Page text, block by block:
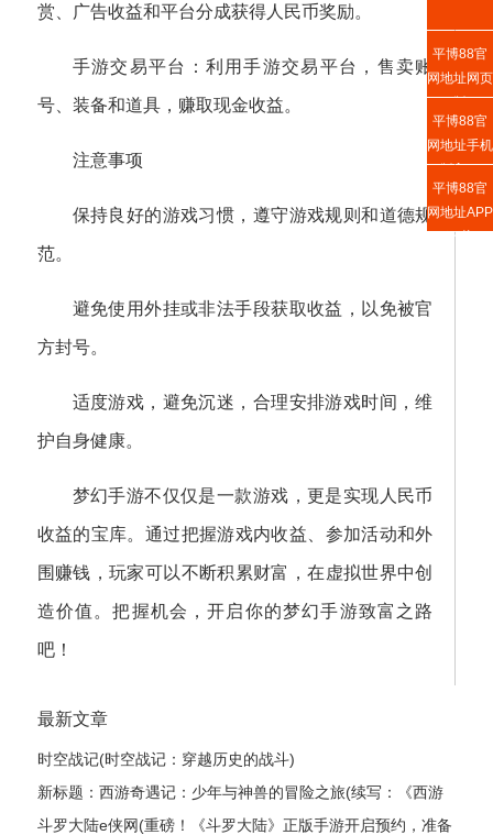
赏、广告收益和平台分成获得人民币奖励。
手游交易平台：利用手游交易平台，售卖账
号、装备和道具，赚取现金收益。
注意事项
保持良好的游戏习惯，遵守游戏规则和道德规
范。
避免使用外挂或非法手段获取收益，以免被官
方封号。
适度游戏，避免沉迷，合理安排游戏时间，维
护自身健康。
梦幻手游不仅仅是一款游戏，更是实现人民币
收益的宝库。通过把握游戏内收益、参加活动和外
围赚钱，玩家可以不断积累财富，在虚拟世界中创
造价值。把握机会，开启你的梦幻手游致富之路
吧！
最新文章
时空战记(时空战记：穿越历史的战斗)
新标题：西游奇遇记：少年与神兽的冒险之旅(续写：《西游
奇遇记：少年与神兽的冒险之旅》的继续探险)
斗罗大陆e侠网(重磅！《斗罗大陆》正版手游开启预约，准备
平博88官
网地址网页
版
平博88官
网地址手机
版入口
平博88官
网地址APP
下载